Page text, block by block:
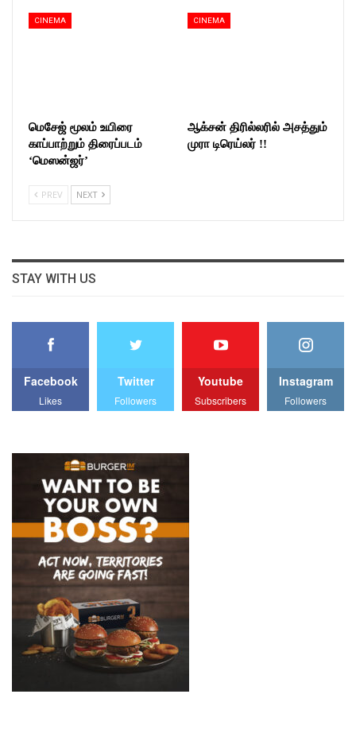
CINEMA
மெசேஜ் மூலம் உயிரை
காப்பாற்றும் திரைப்படம்
‘மெஸன்ஜர்’
CINEMA
ஆக்சன் திரில்லரில் அசத்தும்
முரா டிரெய்லர் !!
PREV NEXT
STAY WITH US
Facebook
Likes
Twitter
Followers
Youtube
Subscribers
Instagram
Followers